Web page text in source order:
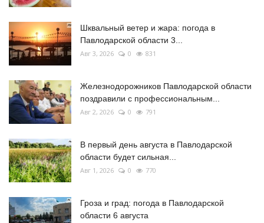
Шквальный ветер и жара: погода в
Павлодарской области 3...
Авг 3, 2026 0 831
Железнодорожников Павлодарской области
поздравили с профессиональным...
Авг 2, 2026 0 791
В первый день августа в Павлодарской
области будет сильная...
Авг 1, 2026 0 770
Гроза и град: погода в Павлодарской
области 6 августа